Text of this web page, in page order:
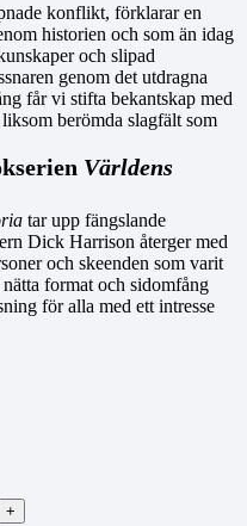
konflikt, förklarar en
historien och som än idag
och slipad
genom det utdragna
får vi stifta bekantskap med
berömda slagfält som
Världens
tar upp fängslande
Dick Harrison återger med
och skeenden som varit
format och sidomfång
för alla med ett intresse